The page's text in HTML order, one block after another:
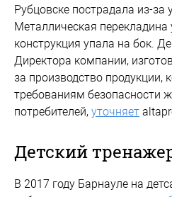
Рубцовске пострадала из-за
Металлическая перекладина
конструкция упала на бок.
Директора компании,
за производство продукции,
требованиям безопасности
потребителей, уточняет
Детский
В 2017 году Барнауле на